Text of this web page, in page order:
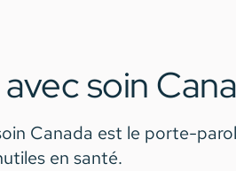
soin
Canada est le porte-
en santé.